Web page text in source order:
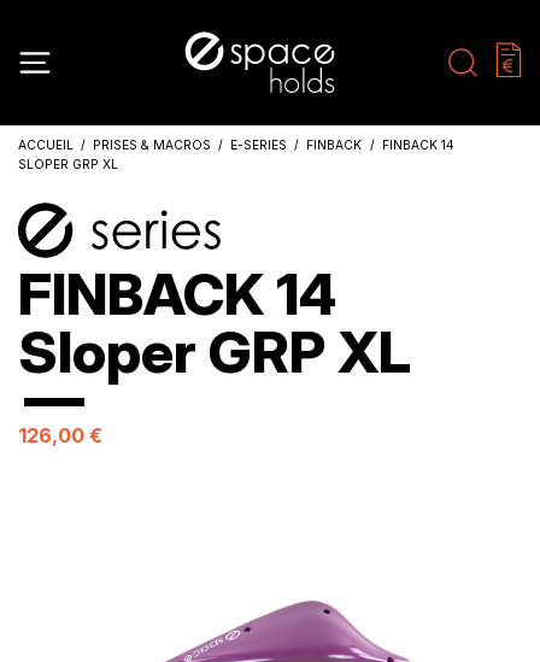
ACCUEIL PRISES & MACROS E-SERIES FINBACK
FINBACK 14
SLOPER GRP XL
FINBACK 14
Sloper GRP XL
126,00 €